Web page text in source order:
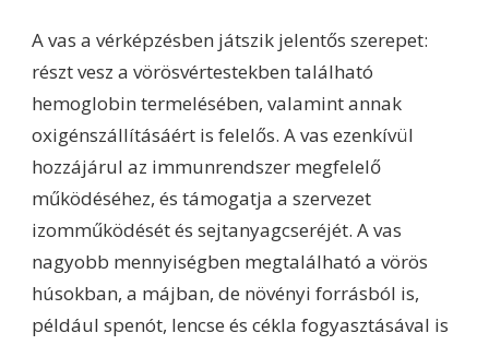
A vas a vérképzésben játszik jelentős szerepet:
részt vesz a vörösvértestekben található
hemoglobin termelésében, valamint annak
oxigénszállításáért is felelős. A vas ezenkívül
hozzájárul az immunrendszer megfelelő
működéséhez, és támogatja a szervezet
izomműködését és sejtanyagcseréjét. A vas
nagyobb mennyiségben megtalálható a vörös
húsokban, a májban, de növényi forrásból is,
például spenót, lencse és cékla fogyasztásával is